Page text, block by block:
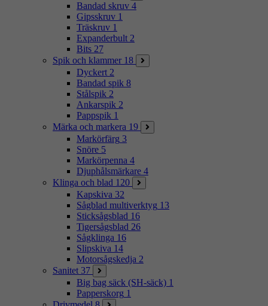
Bandad skruv 4
Gipsskruv 1
Träskruv 1
Expanderbult 2
Bits 27
Spik och klammer 18
Dyckert 2
Bandad spik 8
Stålspik 2
Ankarspik 2
Pappspik 1
Märka och markera 19
Markörfärg 3
Snöre 5
Markörpenna 4
Djuphålsmärkare 4
Klinga och blad 120
Kapskiva 32
Sågblad multiverktyg 13
Sticksågsblad 16
Tigersågsblad 26
Sågklinga 16
Slipskiva 14
Motorsågskedja 2
Sanitet 37
Big bag säck (SH-säck) 1
Papperskorg 1